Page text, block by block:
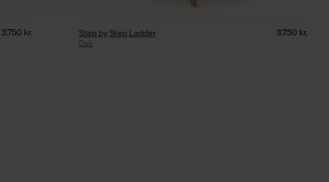
3.750 kr. Step by Step Ladder
Oak
3.750 kr.